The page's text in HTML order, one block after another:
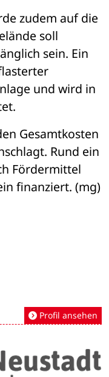
zudem auf die
soll
sein. Ein
und wird in
Gesamtkosten
Rund ein
Fördermittel
finanziert. (mg)
Profil ansehen